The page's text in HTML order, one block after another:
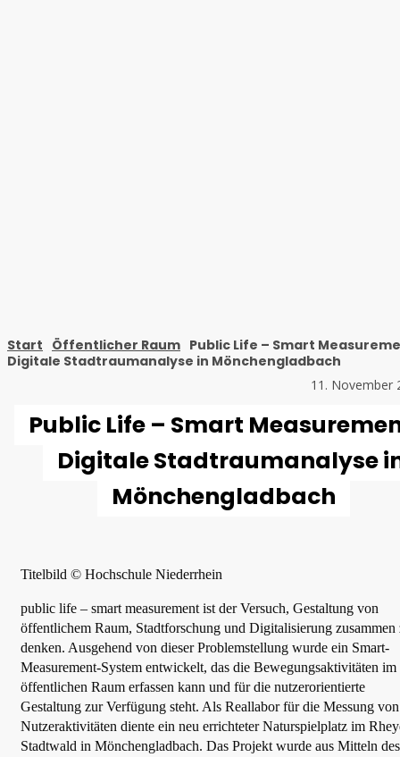
Start Öffentlicher Raum Public Life – Smart
Digitale Stadtraumanalyse in Mönchengladbach
11. November
Public Life – Smart
Digitale Stadtraumanalyse
Mönchengladbach
Titelbild © Hochschule Niederrhein
public life – smart measurement ist der Versuch, Gestaltung von
öffentlichem Raum, Stadtforschung und Digitalisierung zusammen
denken. Ausgehend von dieser Problemstellung wurde ein Smart-
Measurement-System entwickelt, das die Bewegungsaktivitäten im
öffentlichen Raum erfassen kann und für die nutzerorientierte
Gestaltung zur Verfügung steht. Als Reallabor für die Messung von
Nutzeraktivitäten diente ein neu errichteter Naturspielplatz im
Stadtwald in Mönchengladbach. Das Projekt wurde aus Mitteln des